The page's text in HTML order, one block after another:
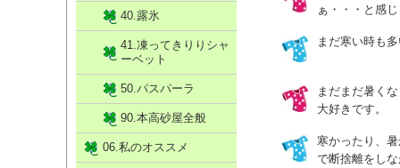
ぁ・・・と感
まだ寒い時も
まだまだ暑く
大好きです。
寒かったり、
で断捨離をし
40.露氷
41.凍ってきりりシャ
ーベット
50.パスパーラ
90.本高砂屋全般
06.私のオススメ